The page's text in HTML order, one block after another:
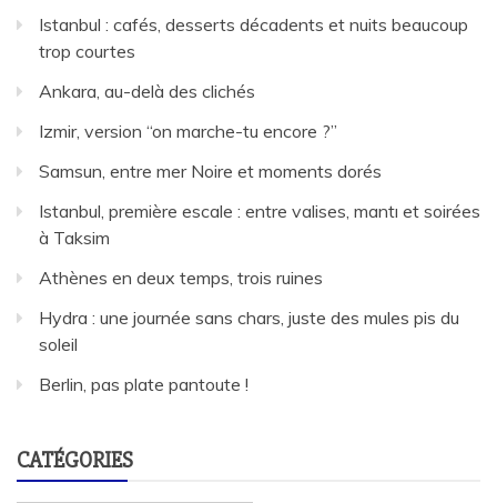
Istanbul : cafés, desserts décadents et nuits beaucoup
trop courtes
Ankara, au-delà des clichés
Izmir, version “on marche-tu encore ?”
Samsun, entre mer Noire et moments dorés
Istanbul, première escale : entre valises, mantı et soirées
à Taksim
Athènes en deux temps, trois ruines
Hydra : une journée sans chars, juste des mules pis du
soleil
Berlin, pas plate pantoute !
CATÉGORIES